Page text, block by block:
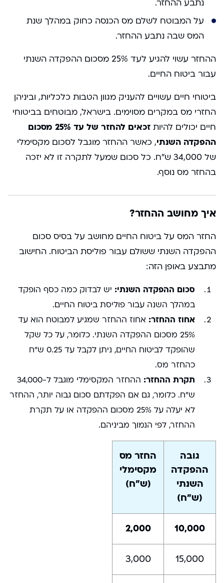
נתבע ההחזר.
על המבוטח לשלם מס הכנסה כחוק במהלך שנת
המס שבה נתבע ההחזר.
ההחזר עשוי להגיע לעד 25% מסכום ההפקדה השנתי
עבור ביטוח החיים.
ביטוחי חיים עשויים להעניק מגוון הטבות כלכליות, וביניהן
החזרי מס במקרים מסוימים. בישראל, מבוטחים בביטוחי
חיים יכולים להיות
זכאים להחזר של עד 25% מסכום
ההפקדה השנתי, כאשר ההחזר מוגבל לסכום מקסימלי
של 34,000 ש”ח. כל סכום שמעל לתקרה זו לא יזכה
בהחזר מס נוסף.
איך מחושב ההחזר?
החזר המס על ביטוח החיים מחושב על בסיס סכום
ההפקדה השנתי ששולם עבור פוליסת הביטוח. החישוב
מתבצע באופן הזה:
סכום ההפקדה השנתי: יש לבדוק כמה כסף הופקד
במהלך השנה עבור פוליסת ביטוח החיים.
אחוז ההחזר: אחוז ההחזר שמגיע למבוטח הוא עד
25% מסכום ההפקדה השנתי. כלומר, על כל שקל
שהופקד לביטוח החיים, ניתן לקבל עד 0.25 ש”ח
כהחזר מס.
תקרת ההחזר:
ההחזר המקסימלי מוגבל ל-34,000
ש”ח. כלומר, גם אם הפקדתם סכום גבוה יותר, ההחזר
לא יעלה על 25% מסכום ההפקדה או על תקרת
ההחזר, לפי הנמוך מביניהם.
גובה
ההפקדה
השנתי
(ש”ח)
החזר מס
מקסימלי
(ש”ח)
10,000
2,000
15,000
3,000